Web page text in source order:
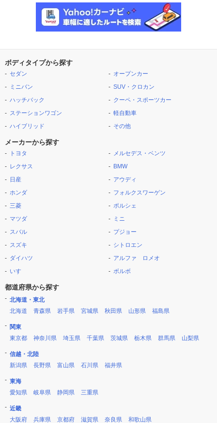
ボディタイプから探す
セダン
ミニバン
ハッチバック
ステーションワゴン
ハイブリッド
オープンカー
SUV・クロカン
クーペ・スポーツカー
軽自動車
その他
メーカーから探す
トヨタ
レクサス
日産
ホンダ
三菱
マツダ
スバル
スズキ
ダイハツ
いすゞ
メルセデス・ベンツ
BMW
アウディ
フォルクスワーゲン
ポルシェ
ミニ
プジョー
シトロエン
アルファ ロメオ
ボルボ
都道府県から探す
北海道・東北
北海道
青森県 岩手県 宮城県 秋田県 山形県 福島県
関東
東京都
神奈川県 埼玉県 千葉県 茨城県 栃木県 群馬県 山梨県
信越・北陸
新潟県
長野県 富山県 石川県 福井県
東海
愛知県
岐阜県 静岡県 三重県
近畿
大阪府
兵庫県 京都府 滋賀県 奈良県 和歌山県